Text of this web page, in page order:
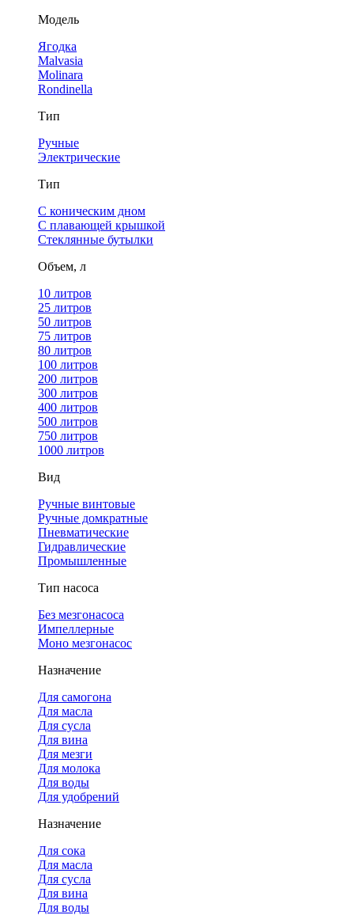
Модель
Ягодка
Malvasia
Molinara
Rondinella
Тип
Ручные
Электрические
Тип
С коническим дном
С плавающей крышкой
Стеклянные бутылки
Объем, л
10 литров
25 литров
50 литров
75 литров
80 литров
100 литров
200 литров
300 литров
400 литров
500 литров
750 литров
1000 литров
Вид
Ручные винтовые
Ручные домкратные
Пневматические
Гидравлические
Промышленные
Тип насоса
Без мезгонасоса
Импеллерные
Моно мезгонасос
Назначение
Для самогона
Для масла
Для сусла
Для вина
Для мезги
Для молока
Для воды
Для удобрений
Назначение
Для сока
Для масла
Для сусла
Для вина
Для воды